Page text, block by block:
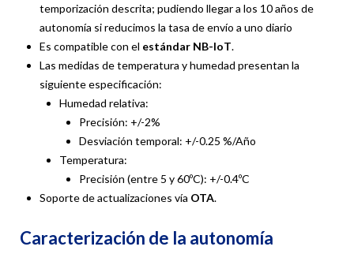
temporización descrita; pudiendo llegar a los 10 años de
autonomía si reducimos la tasa de envío a uno diario
Es compatible con el estándar NB-IoT.
Las medidas de temperatura y humedad presentan la
siguiente especificación:
Humedad relativa:
Precisión: +/-2%
Desviación temporal: +/-0.25 %/Año
Temperatura:
Precisión (entre 5 y 60ºC): +/-0.4ºC
Soporte de actualizaciones vía OTA.
Caracterización de la autonomía